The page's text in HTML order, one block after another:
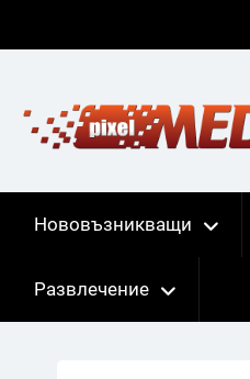
Нововъзникващи
Развлечение